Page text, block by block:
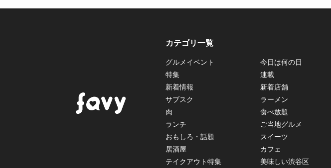
カテゴリ一覧
グルメイベント
今日は何の日
特集
連載
新着情報
新着店舗
サブスク
ラーメン
肉
食べ放題
ランチ
ご当地グルメ
おもしろ・話題
スイーツ
居酒屋
カフェ
テイクアウト特集
美味しい渋谷区